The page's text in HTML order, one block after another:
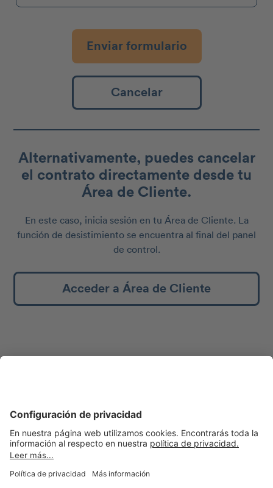
Cancelar
Alternativamente, puedes cancelar
el contrato directamente desde tu
Área de Cliente.
En este caso, inicia sesión en tu Área de Cliente. La
función de desistimiento se encuentra al final del panel
de control.
Acceder a Área de Cliente